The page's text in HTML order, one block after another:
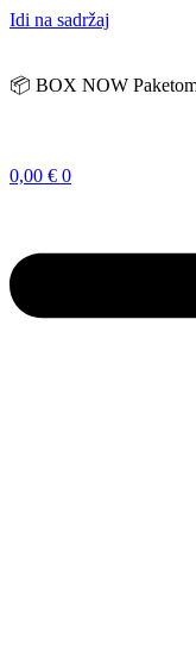
Idi na sadržaj
📦 BOX NOW
0,00 € 0